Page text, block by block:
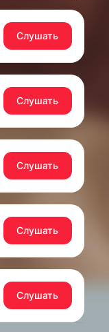
Слушать
Слушать
Слушать
Слушать
Слушать